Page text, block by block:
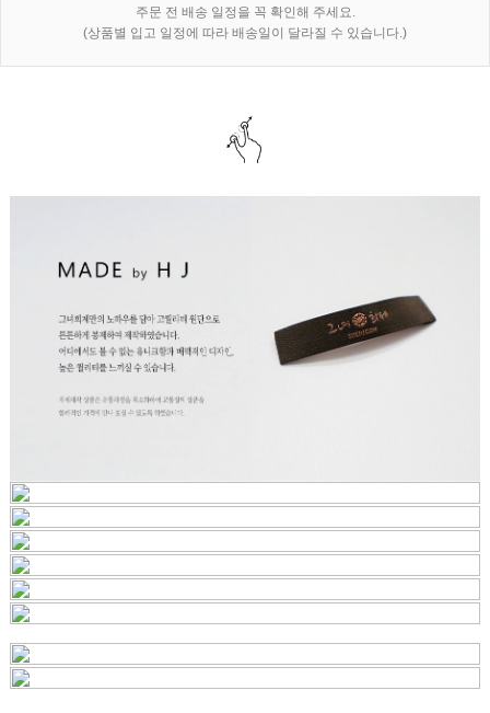
주문 전 배송 일정을 꼭 확인해 주세요.
(상품별 입고 일정에 따라 배송일이 달라질 수 있습니다.)